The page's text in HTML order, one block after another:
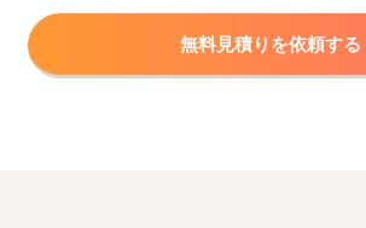
無料見積りを依頼する